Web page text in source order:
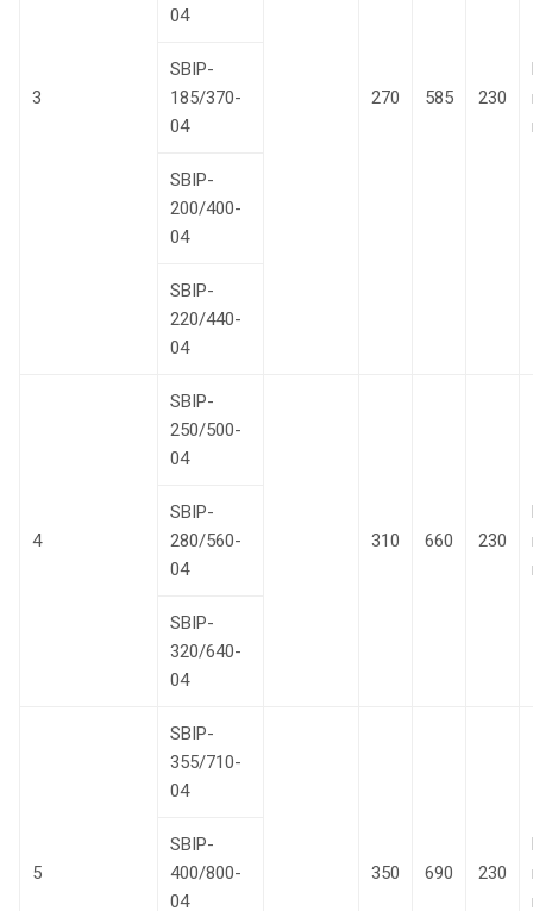
3 270 585 230
04
SBIP-
185/370-
04
SBIP-
200/400-
04
SBIP-
220/440-
04
4
SBIP-
250/500-
04
310 660 230
SBIP-
280/560-
04
SBIP-
320/640-
04
5
SBIP-
355/710-
04
350 690 230
SBIP-
400/800-
04